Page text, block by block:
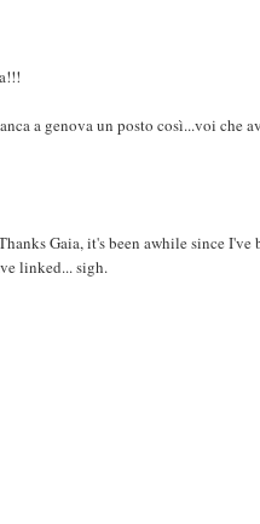
a genova un posto così...voi
Gaia, it's been awhile since
linked... sigh.